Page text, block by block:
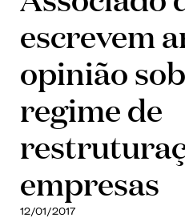
escrevem
opinião
regime de
empresas
12/01/2017